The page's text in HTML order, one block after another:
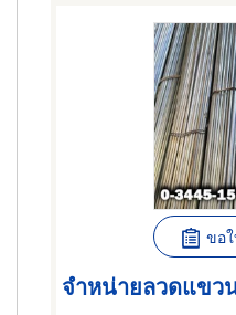
ขอ
จำหน่ายลวดแขว